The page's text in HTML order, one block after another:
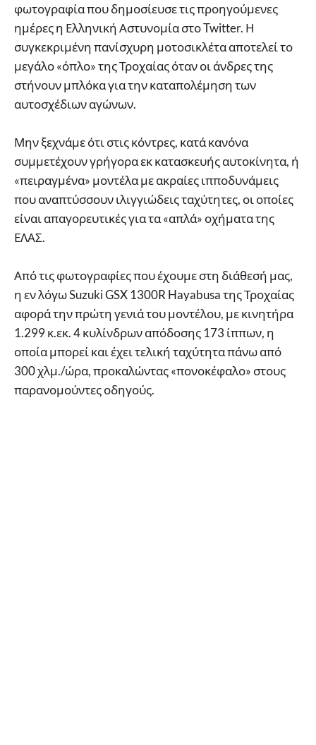
φωτογραφία που δημοσίευσε τις προηγούμενες
ημέρες η Ελληνική Αστυνομία στο Twitter. Η
συγκεκριμένη πανίσχυρη μοτοσικλέτα αποτελεί το
μεγάλο «όπλο» της Τροχαίας όταν οι άνδρες της
στήνουν μπλόκα για την καταπολέμηση των
αυτοσχέδιων αγώνων.
Μην ξεχνάμε ότι στις κόντρες, κατά κανόνα
συμμετέχουν γρήγορα εκ κατασκευής αυτοκίνητα, ή
«πειραγμένα» μοντέλα με ακραίες ιπποδυνάμεις
που αναπτύσσουν ιλιγγιώδεις ταχύτητες, οι οποίες
είναι απαγορευτικές για τα «απλά» οχήματα της
ΕΛΑΣ.
Από τις φωτογραφίες που έχουμε στη διάθεσή μας,
η εν λόγω Suzuki GSX 1300R Hayabusa της Τροχαίας
αφορά την πρώτη γενιά του μοντέλου, με κινητήρα
1.299 κ.εκ. 4 κυλίνδρων απόδοσης 173 ίππων, η
οποία μπορεί και έχει τελική ταχύτητα πάνω από
300 χλμ./ώρα, προκαλώντας «πονοκέφαλο» στους
παρανομούντες οδηγούς.